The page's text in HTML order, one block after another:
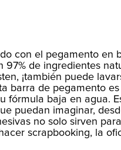
con el pegamento en
97% de ingredientes
¡también puede
barra de pegamento
fórmula baja en agua.
puedan imaginar,
no solo sirven
scrapbooking, la